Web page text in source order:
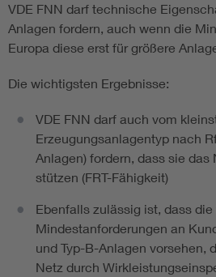
VDE FNN darf technische
Anlagen fordern, auch wenn die
Europa diese erst für größere
Die wichtigsten Ergebnisse:
VDE FNN darf auch vom
Erzeugungsanlagentyp nach
Anlagen) fordern, dass sie das
stützen (FRT-Fähigkeit)
Ebenfalls zulässig ist, dass
Mindestanforderungen an
und Typ-B-Anlagen vorsehen,
Netz durch